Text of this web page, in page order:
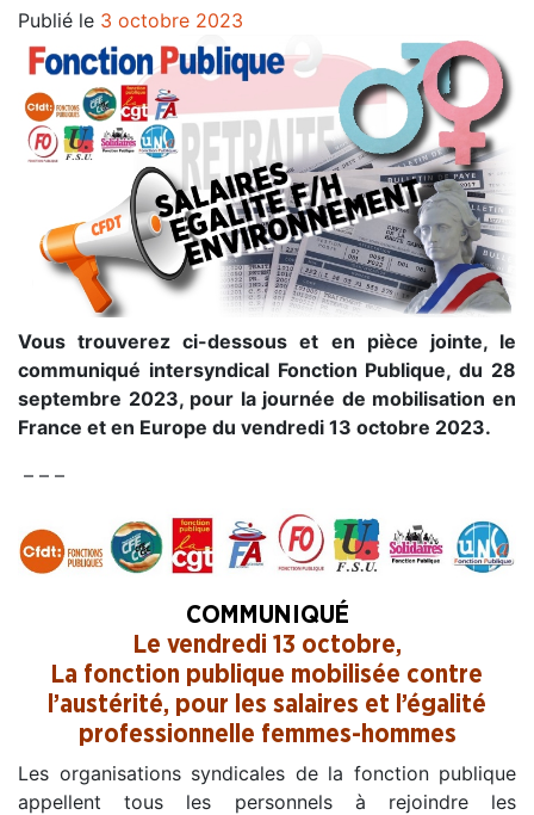
Publié le 3 octobre 2023
Vous trouverez ci-dessous et en pièce jointe, le
communiqué intersyndical Fonction Publique, du 28
septembre 2023, pour la journée de mobilisation en
France et en Europe du vendredi 13 octobre 2023.
– – –
COMMUNIQUÉ
Le vendredi 13 octobre,
La fonction publique mobilisée contre
l’austérité, pour les salaires et l’égalité
professionnelle femmes-hommes
Les organisations syndicales de la fonction publique
appellent tous les personnels à rejoindre les